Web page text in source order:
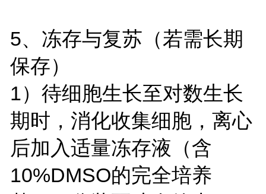
5、冻存与复苏（若需长期
保存）
1）待细胞生长至对数生长
期时，消化收集细胞，离心
后加入适量冻存液（含
10%DMSO的完全培养